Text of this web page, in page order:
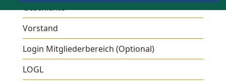
Geschichte
Vorstand
Login Mitgliederbereich (Optional)
LOGL